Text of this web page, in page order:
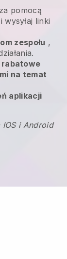
za pomocą
linki
zespołu ,
rabatowe
na temat
aplikacji
i Android